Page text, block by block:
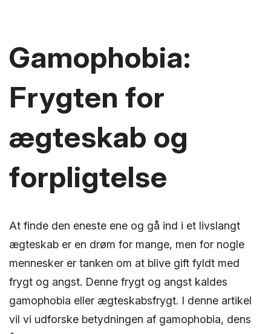
Gamophobia:
Frygten for
ægteskab og
forpligtelse
At finde den eneste ene og gå ind i et livslangt
ægteskab er en drøm for mange, men for nogle
mennesker er tanken om at blive gift fyldt med
frygt og angst. Denne frygt og angst kaldes
gamophobia eller ægteskabsfrygt. I denne artikel
vil vi udforske betydningen af gamophobia, dens